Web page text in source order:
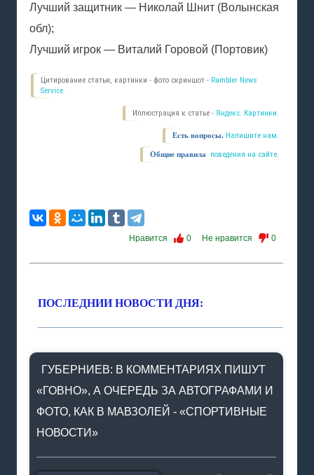
Лучший защитник — Николай Шнит (Волынская
обл);
Лучший игрок — Виталий Горовой (Портовик)
Цитирование статьи, картинки - фото скриншот - Rambler News
Service.
Иллюстрация к статье - Яндекс. Картинки.
Есть вопросы. Напишите нам.
Общие правила поведения на сайте.
Нравится 0 Не нравится 0
ПОСЛЕДНИИ НОВОСТИ ДНЯ:
ГУБЕРНИЕВ: В КОММЕНТАРИЯХ ПИШУТ
«ГОВНО», А ОЧЕРЕДЬ ЗА АВТОГРАФАМИ И
ФОТО, КАК В МАВЗОЛЕЙ - «СПОРТИВНЫЕ
НОВОСТИ»